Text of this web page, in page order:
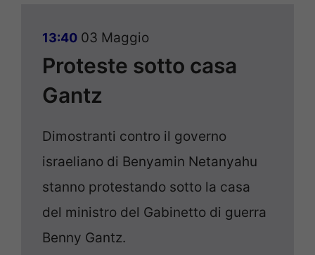
13:40 03 Maggio
Proteste sotto casa
Gantz
Dimostranti contro il governo
israeliano di Benyamin Netanyahu
stanno protestando sotto la casa
del ministro del Gabinetto di guerra
Benny Gantz.